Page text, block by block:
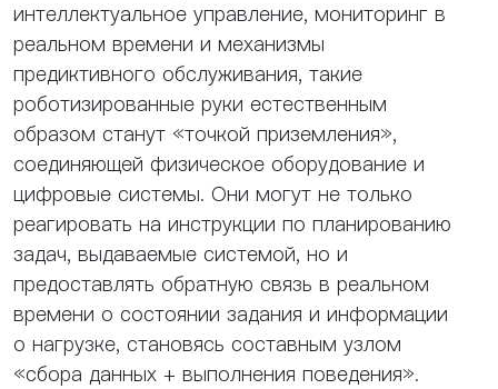
интеллектуальное управление, мониторинг в
реальном времени и механизмы
предиктивного обслуживания, такие
роботизированные руки естественным
образом станут «точкой приземления»,
соединяющей физическое оборудование и
цифровые системы. Они могут не только
реагировать на инструкции по планированию
задач, выдаваемые системой, но и
предоставлять обратную связь в реальном
времени о состоянии задания и информации
о нагрузке, становясь составным узлом
«сбора данных + выполнения поведения».